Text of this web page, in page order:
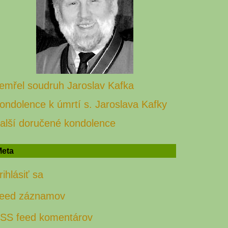
soudruh Jaroslav Kafka
k úmrtí s. Jaroslava Kafky
doručené kondolence
sa
záznamov
feed komentárov